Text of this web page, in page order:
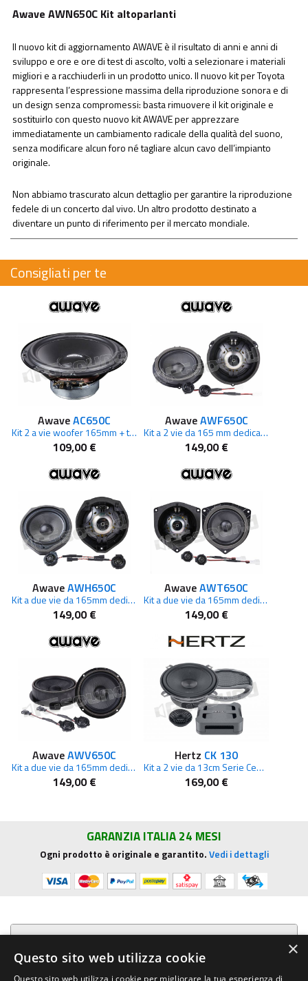
Awave AWN650C Kit altoparlanti
Il nuovo kit di aggiornamento AWAVE è il risultato di anni e anni di
sviluppo e ore e ore di test di ascolto, volti a selezionare i materiali
migliori e a racchiuderli in un prodotto unico. Il nuovo kit per Toyota
rappresenta l’espressione massima della riproduzione sonora e di
un design senza compromessi: basta rimuovere il kit originale e
sostituirlo con questo nuovo kit AWAVE per apprezzare
immediatamente un cambiamento radicale della qualità del suono,
senza modificare alcun foro né tagliare alcun cavo dell’impianto
originale.
Non abbiamo trascurato alcun dettaglio per garantire la riproduzione
fedele di un concerto dal vivo. Un altro prodotto destinato a
diventare un punto di riferimento per il mercato mondiale.
Consigliati per te
AwaveAC650C
Kit 2 a vie woofer 165mm + tweeter 25mm
109,00 €
AwaveAWF650C
Kit a 2 vie da 165 mm dedicato FORD
149,00 €
AwaveAWH650C
Kit a due vie da 165mm dedicato per Honda
149,00 €
AwaveAWT650C
Kit a due vie da 165mm dedicato TOYOTA
149,00 €
AwaveAWV650C
Kit a due vie da 165mm dedicato Volkswagen
149,00 €
Hertz CK 130
Kit a 2 vie da 13cm Serie Cento
169,00 €
GARANZIA ITALIA 24 MESI
Ogni prodotto è originale e garantito.Vedi i dettagli
Presentazione aziendale
Acquista su R.G. Sound
×
Questo sito web utilizza cookie
Questo sito web utilizza i cookie per migliorare la tua esperienza di